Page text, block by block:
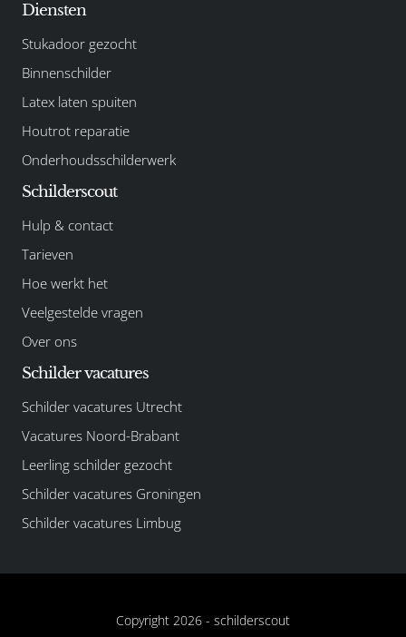
Diensten
Stukadoor gezocht
Binnenschilder
Latex laten spuiten
Houtrot reparatie
Onderhoudsschilderwerk
Schilderscout
Hulp & contact
Tarieven
Hoe werkt het
Veelgestelde vragen
Over ons
Schilder vacatures
Schilder vacatures Utrecht
Vacatures Noord-Brabant
Leerling schilder gezocht
Schilder vacatures Groningen
Schilder vacatures Limbug
Copyright 2026 - schilderscout